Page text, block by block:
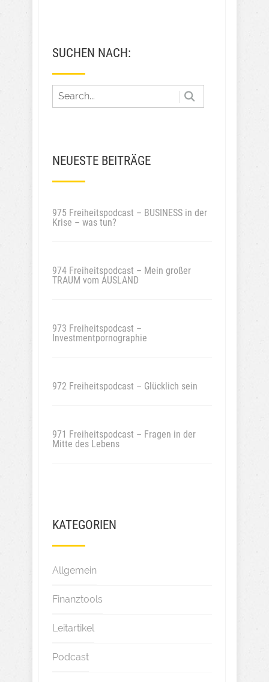
SUCHEN NACH:
NEUESTE BEITRÄGE
975 Freiheitspodcast – BUSINESS in der
Krise – was tun?
974 Freiheitspodcast – Mein großer
TRAUM vom AUSLAND
973 Freiheitspodcast –
Investmentpornographie
972 Freiheitspodcast – Glücklich sein
971 Freiheitspodcast – Fragen in der
Mitte des Lebens
KATEGORIEN
Allgemein
Finanztools
Leitartikel
Podcast